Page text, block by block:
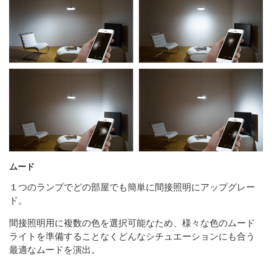
ムード
１つのランプでどの部屋でも簡単に間接照明にアップグレー
ド。
間接照明用に複数の色を選択可能なため、様々な色のムード
ライトを準備することなくどんなシチュエーションにも合う
最適なムードを演出。